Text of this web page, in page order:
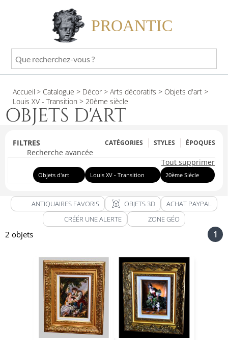
PROANTIC
Que
recherchez-
?
Accueil > Catalogue > Décor> Arts décoratifs > Objets d'art >
Louis XV - Transition > 20ème siècle
OBJETS D'ART
FILTRES CATÉGORIES STYLES ÉPOQUES
Recherche avancée
Tout supprimer
Objets d'art Louis XV - Transition 20ème Siècle
ANTIQUAIRES FAVORIS view_in_ar OBJETS 3D
ACHAT PAYPAL
CRÉÉR UNE ALERTE
ZONE GÉO
2 objets 1